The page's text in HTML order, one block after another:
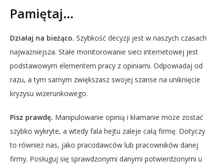
Pamiętaj…
Działaj na bieżąco. Szybkość decyzji jest w naszych czasach
najważniejsza. Stałe monitorowanie sieci internetowej jest
podstawowym elementem pracy z opiniami. Odpowiadaj od
razu, a tym samym zwiększasz swojej szanse na uniknięcie
kryzysu wizerunkowego.
Pisz prawdę. Manipulowanie opinią i kłamanie może zostać
szybko wykryte, a wtedy fala hejtu zaleje całą firmę. Dotyczy
to również nas, jako pracodawców lub pracowników danej
firmy. Posługuj się sprawdzonymi danymi potwierdzonymi u